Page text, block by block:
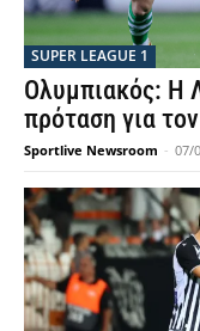
SUPER LEAGUE 1
Ολυμπιακός: Η
πρόταση για
Sportlive Newsroom - 07/